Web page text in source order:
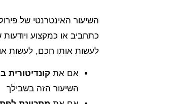
השיעור האינטרנטי של
כתחביב או כמקצוע
לעשות אותו חכם, לעשות
אם את קונדיטורית
השיעור הזה בשבילך